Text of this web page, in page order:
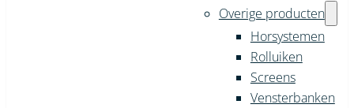
Overige producten
Horsystemen
Rolluiken
Screens
Vensterbanken